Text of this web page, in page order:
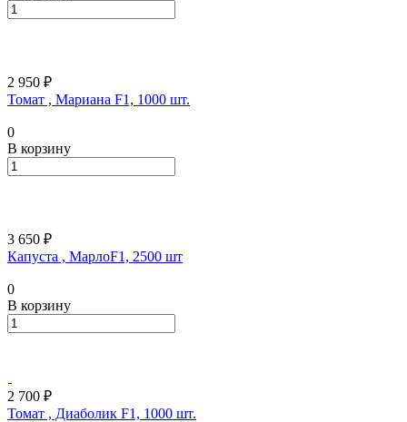
2 950 ₽
Томат , Мариана F1, 1000 шт.
0
В корзину
3 650 ₽
Капуста , МарлоF1, 2500 шт
0
В корзину
2 700 ₽
Томат , Диаболик F1, 1000 шт.